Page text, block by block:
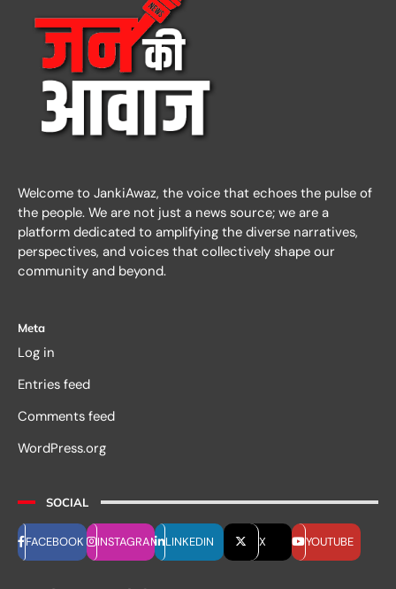
Welcome to JankiAwaz, the voice that echoes the pulse of
the people. We are not just a news source; we are a
platform dedicated to amplifying the diverse narratives,
perspectives, and voices that collectively shape our
community and beyond.
Meta
Log in
Entries feed
Comments feed
WordPress.org
SOCIAL
FACEBOOK INSTAGRAM LINKEDIN X YOUTUBE